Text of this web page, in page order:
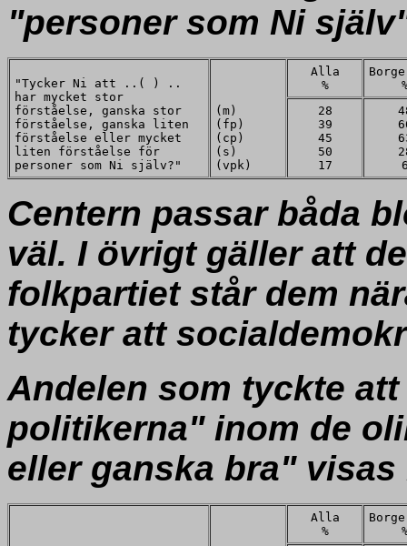
"personer som Ni
"Tycker Ni att ..( ) ..
har mycket stor
förståelse, ganska stor
förståelse, ganska liten
förståelse eller mycket
liten förståelse för
personer som Ni själv?"
(m)
(fp)
(cp)
(s)
(vpk)
Alla
%
28
39
45
50
17
Centern passar båda
väl. I övrigt gäller att
folkpartiet står dem
tycker att
Andelen som tyckte
politikerna" inom de
eller ganska bra"
Alla
%